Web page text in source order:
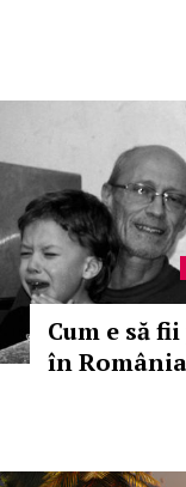
Cum e să
în România